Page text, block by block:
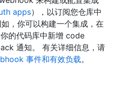
apps），以订阅您仓库中
，你可以构建一个集成，在
的代码库中新增 code
通知。 有关详细信息，请
事件和有效负载。